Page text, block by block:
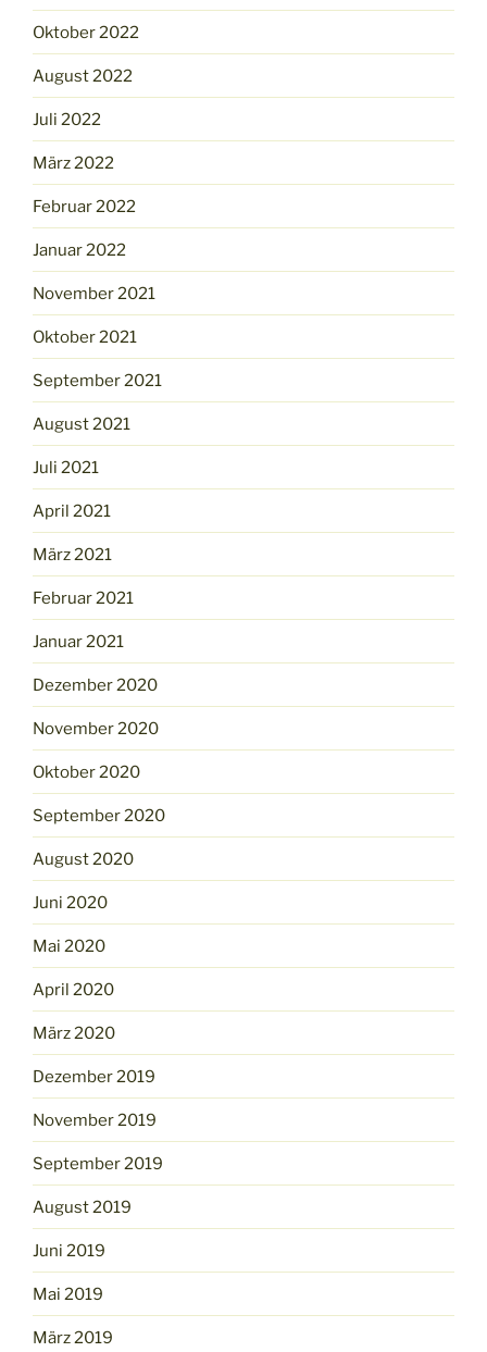
Oktober 2022
August 2022
Juli 2022
März 2022
Februar 2022
Januar 2022
November 2021
Oktober 2021
September 2021
August 2021
Juli 2021
April 2021
März 2021
Februar 2021
Januar 2021
Dezember 2020
November 2020
Oktober 2020
September 2020
August 2020
Juni 2020
Mai 2020
April 2020
März 2020
Dezember 2019
November 2019
September 2019
August 2019
Juni 2019
Mai 2019
März 2019